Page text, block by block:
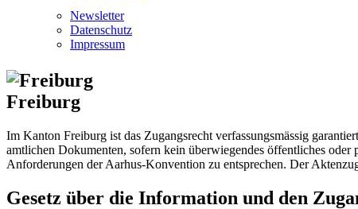
Newsletter
Datenschutz
Impressum
Freiburg
Im Kanton Freiburg ist das Zugangsrecht verfassungsmässig
amtlichen Dokumenten, sofern kein überwiegendes öffentliches
Anforderungen der Aarhus-Konvention zu entsprechen. Der
Gesetz über die Information und den